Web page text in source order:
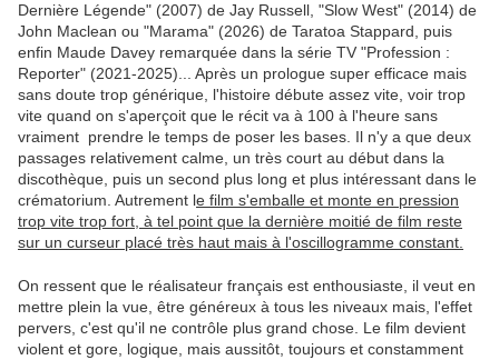
Dernière Légende" (2007) de Jay Russell, "Slow West" (2014) de
John Maclean ou "Marama" (2026) de Taratoa Stappard, puis
enfin Maude Davey remarquée dans la série TV "Profession :
Reporter" (2021-2025)... Après un prologue super efficace mais
sans doute trop générique, l'histoire débute assez vite, voir trop
vite quand on s'aperçoit que le récit va à 100 à l'heure sans
vraiment prendre le temps de poser les bases. Il n'y a que deux
passages relativement calme, un très court au début dans la
discothèque, puis un second plus long et plus intéressant dans le
crématorium. Autrement le film s'emballe et monte en pression
trop vite trop fort, à tel point que la dernière moitié de film reste
sur un curseur placé très haut mais à l'oscillogramme constant.
On ressent que le réalisateur français est enthousiaste, il veut en
mettre plein la vue, être généreux à tous les niveaux mais, l'effet
pervers, c'est qu'il ne contrôle plus grand chose. Le film devient
violent et gore, logique, mais aussitôt, toujours et constamment